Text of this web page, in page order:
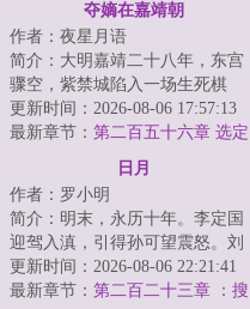
夺嫡在嘉靖朝
作者：夜星月语
简介：大明嘉靖二十八年，东宫
骤空，紫禁城陷入一场生死棋
局，牵扯着无数人的生死荣辱。
一边是裕王朱载坖...
更新时间：2026-08-06 17:57:13
最新章节： 第二百五十六章 选定
日月
作者：罗小明
简介：明末，永历十年。李定国
迎驾入滇，引得孙可望震怒。刘
文秀起兵响应，朝廷播迁昆明。
三王内讧之期近...
更新时间：2026-08-06 22:21:41
最新章节： 第二百二十三章 ：搜